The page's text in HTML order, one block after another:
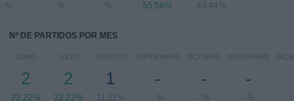
- % - % - % 55,56% 44,44%
Nº DE PARTIDOS POR MES
JUNIO
2
22,22%
JULIO
2
22,22%
AGOSTO
1
11,11%
SEPTIEMBRE
-
- %
OCTUBRE
-
- %
NOVIEMBRE
-
- % -